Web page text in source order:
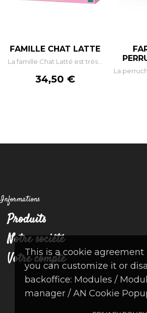
This is a cookie
you can customize it or
backoffice: Modules /
manager / AN Cookie
FAMILLE CHAT LATTE
La famille Chat Latté est très...
Prix
34,50 €
La
Informations
Produits
Notre société
Votre compte